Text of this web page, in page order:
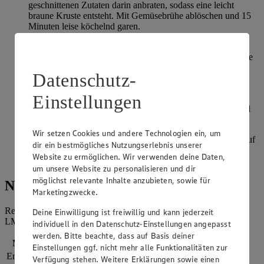
geschnittenen Zutaten darin anbraten, sodass eine leicht
braune Kruste entsteht. Mit Gemüsebrühe ablöschen und 15
Minuten leise köchelnd garen.
Walnüsse grob hacken. Alles in eine Pfanne geben und ohne
Petersilie sehr fein schneiden, fünf Minuten vor Ende der
Garzeit bis auf einige Dekoblättchen zum Gemüse geben.
Abschließend die Suppe pürieren und mit Kürbiskernöl und
Suppe auf Teller verteilen, das Walnuss-Tofu-Topping darauf
anrichten und mit Petersilie verziert servieren. Reiche Brot
dazu.
Nährwerte
Referenzmenge für einen durchschnittlichen Erwachsenen laut
LMIV (8.400 kJ/2.000 kcal).
Nährwerte
pro Portion
Energie
2.173 kj (26 %)
Datenschutz-
Einstellungen
Wir setzen Cookies und andere Technologien ein, um
dir ein bestmögliches Nutzungserlebnis unserer
Website zu ermöglichen. Wir verwenden deine Daten,
um unsere Website zu personalisieren und dir
möglichst relevante Inhalte anzubieten, sowie für
Marketingzwecke.
Deine Einwilligung ist freiwillig und kann jederzeit
individuell in den Datenschutz-Einstellungen angepasst
werden. Bitte beachte, dass auf Basis deiner
Einstellungen ggf. nicht mehr alle Funktionalitäten zur
Verfügung stehen. Weitere Erklärungen sowie einen